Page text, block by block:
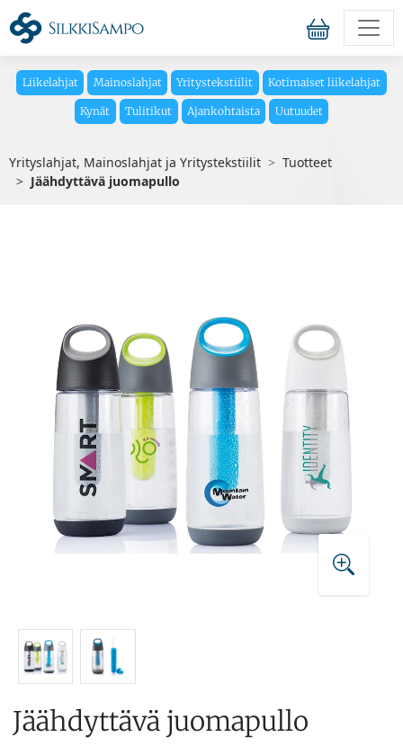
Liikelahjat Mainoslahjat Yritystekstiilit Kotimaiset liikelahjat
Kynät Tulitikut Ajankohtaista Uutuudet
Yrityslahjat, Mainoslahjat ja Yritystekstiilit
Tuotteet
Jäähdyttävä juomapullo
Jäähdyttävä juomapullo